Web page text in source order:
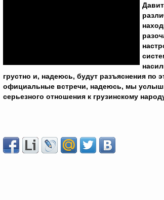
грустно и, надеюсь, будут разъяснения
официальные встречи, надеюсь, мы
серьезного отношения к грузинскому